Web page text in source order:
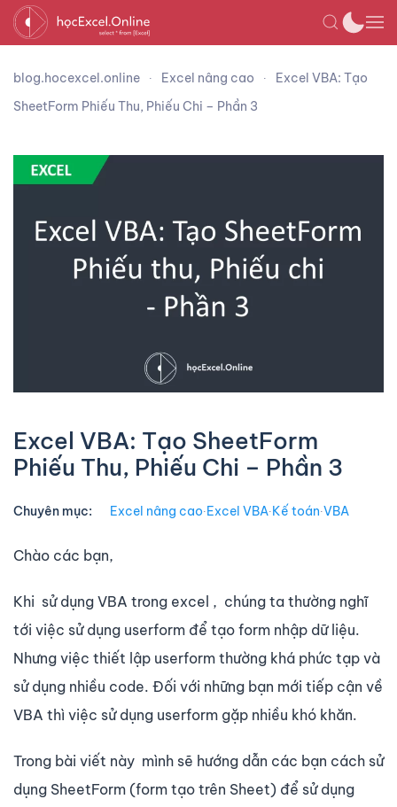
blog.hocexcel.online Excel nâng cao
Excel VBA: Tạo
SheetForm Phiếu Thu, Phiếu Chi – Phần 3
Excel VBA: Tạo SheetForm
Phiếu Thu, Phiếu Chi – Phần 3
Chuyên mục: Excel nâng cao∙Excel VBA∙Kế toán∙VBA
Chào các bạn,
Khi sử dụng VBA trong excel , chúng ta thường nghĩ
tới việc sử dụng userform để tạo form nhập dữ liệu.
Nhưng việc thiết lập userform thường khá phức tạp và
sử dụng nhiều code. Đối với những bạn mới tiếp cận về
VBA thì việc sử dụng userform gặp nhiều khó khăn.
Trong bài viết này mình sẽ hướng dẫn các bạn cách sử
dụng SheetForm (form tạo trên Sheet) để sử dụng